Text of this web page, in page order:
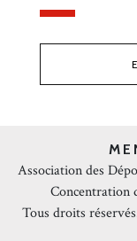
Association des
Concentration
Tous droits